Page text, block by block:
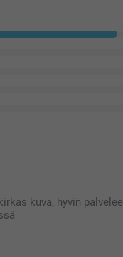
kuva, hyvin palvelee